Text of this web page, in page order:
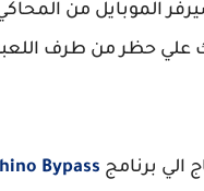
الموبايل من
حظر من طرف اللعبة
الي برنامج